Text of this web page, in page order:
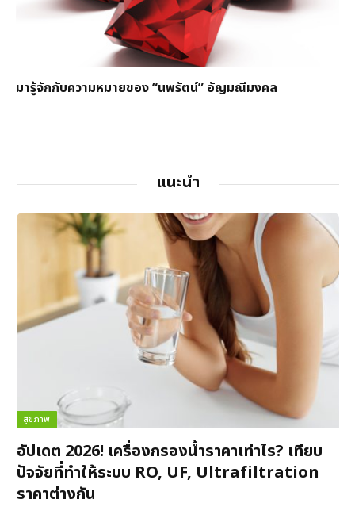
มารู้จักกับความหมายของ “นพรัตน์” อัญมณีมงคล
แนะนำ
สุขภาพ
อัปเดต 2026! เครื่องกรองน้ำราคาเท่าไร? เทียบ
ปัจจัยที่ทำให้ระบบ RO, UF, Ultrafiltration
ราคาต่างกัน